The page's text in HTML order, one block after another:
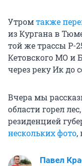
Утромтакже
из Кургана в
той же трассы Р-
Кетовского МО и
через реку Ик до
Вчера мы
области горел
резиденцией
нескольких фото,
Павел